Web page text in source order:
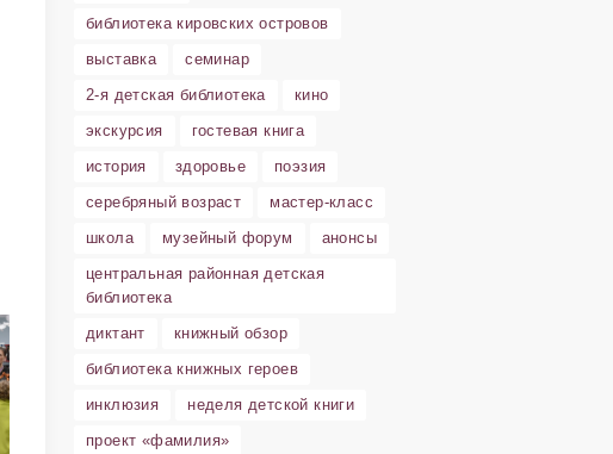
библиотека кировских островов
выставка
семинар
2-я детская библиотека
кино
экскурсия
гостевая книга
история
здоровье
поэзия
серебряный возраст
мастер-класс
школа
музейный форум
анонсы
центральная районная детская
библиотека
диктант
книжный обзор
библиотека книжных героев
инклюзия
неделя детской книги
проект «фамилия»